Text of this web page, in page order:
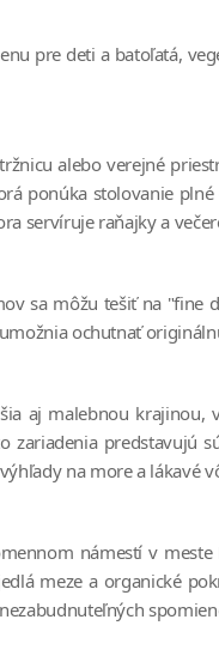
pre deti a batoľatá,
alebo verejné
ponúka stolovanie
servíruje raňajky a
sa môžu tešiť na "fine
ochutnať
aj malebnou
zariadenia predstavujú
na more a lákavé
námestí v
meze a organické